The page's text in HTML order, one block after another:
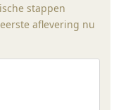
stappen
aflevering nu